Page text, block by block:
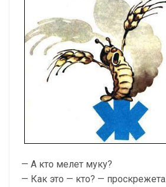
— А кто мелет муку?
— Как это — кто? —